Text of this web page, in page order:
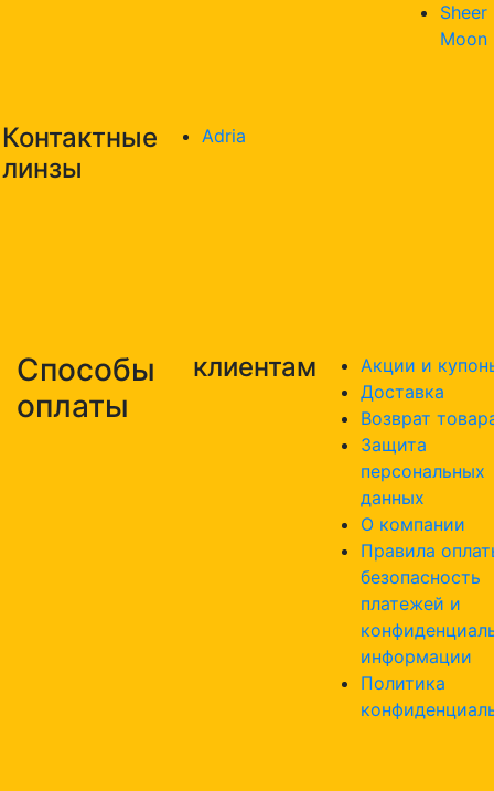
Sheer
Moon
Контактные
линзы
Adria
Способы
оплаты
клиентам
Акции и
Доставка
Возврат
Защита
персональных
данных
О компании
Правила
безопасность
платежей и
информации
Политика